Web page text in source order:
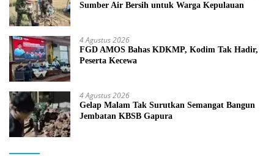
Sumber Air Bersih untuk Warga Kepulauan
4 Agustus 2026
FGD AMOS Bahas KDKMP, Kodim Tak Hadir,
Peserta Kecewa
4 Agustus 2026
Gelap Malam Tak Surutkan Semangat Bangun
Jembatan KBSB Gapura